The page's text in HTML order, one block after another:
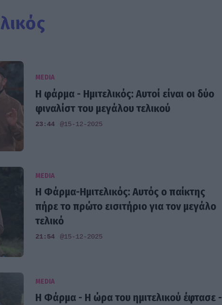
MEDIA
Η φάρμα - Ημιτελικός: Αυτοί είναι οι δύο
φιναλίστ του μεγάλου τελικού
23:44 @15-12-2025
MEDIA
Η Φάρμα-Ημιτελικός: Αυτός ο παίκτης
πήρε το πρώτο εισιτήριο για τον μεγάλο
τελικό
21:54 @15-12-2025
MEDIA
Η Φάρμα - Η ώρα του ημιτελικού έφτασε -